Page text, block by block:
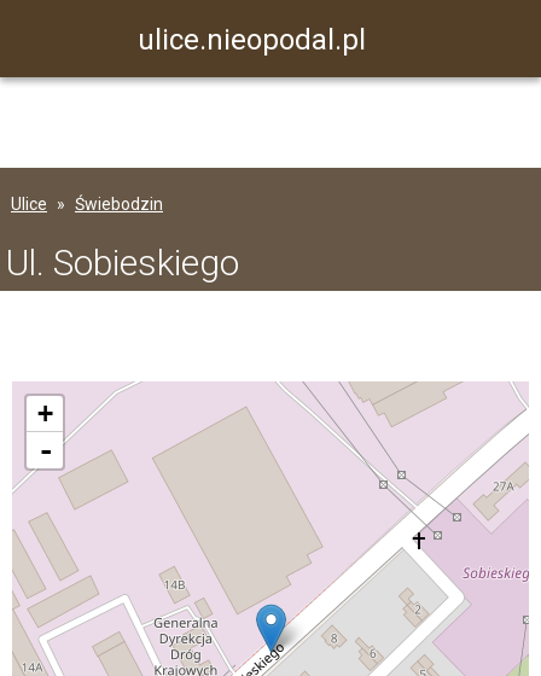
ulice.nieopodal.pl
Ulice Świebodzin
Ul. Sobieskiego
+
-